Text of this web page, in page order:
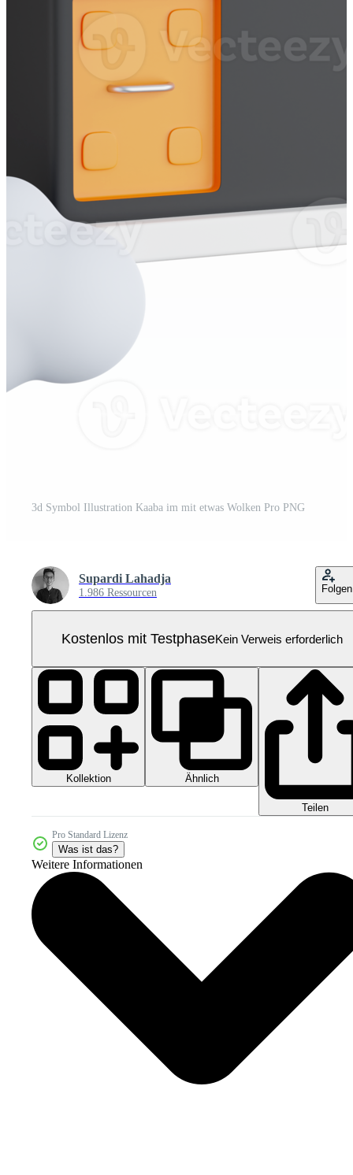
3d Symbol Illustration Kaaba im mit etwas Wolken Pro PNG
Supardi Lahadja
1.986 Ressourcen Folgen
Kostenlos mit TestphaseKein Verweis erforderlich
Kollektion Ähnlich
Teilen
Pro Standard Lizenz
Was ist das?
Weitere Informationen